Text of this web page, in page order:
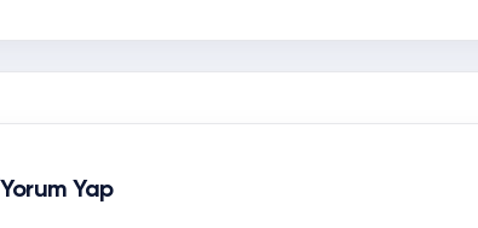
Yorum Yap